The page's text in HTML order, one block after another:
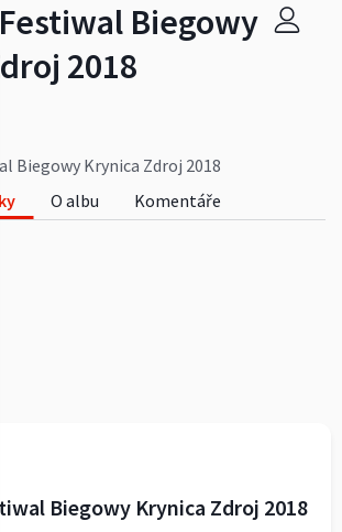
Biegowy
2018
Biegowy Krynica Zdroj 2018
O albu
Komentáře
Biegowy Krynica Zdroj 2018